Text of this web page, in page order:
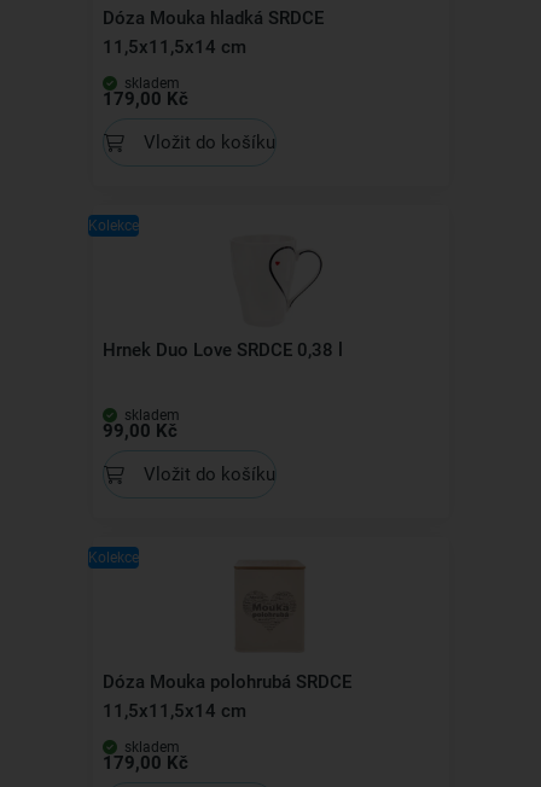
Dóza Mouka hladká SRDCE
11,5x11,5x14 cm
skladem
179,00 Kč
Vložit do košíku
Kolekce
Hrnek Duo Love SRDCE 0,38 l
skladem
99,00 Kč
Vložit do košíku
Kolekce
Dóza Mouka polohrubá SRDCE
11,5x11,5x14 cm
skladem
179,00 Kč